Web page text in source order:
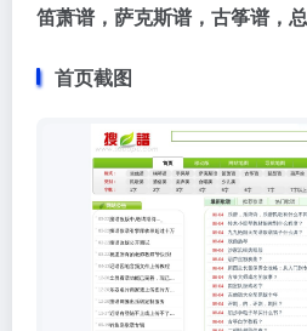
笛萧谱，萨克斯谱，古筝谱，
首页截图